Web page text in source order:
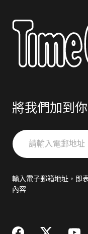
將我們加到
請
輸
郵
輸入電子郵箱地址，即
內容